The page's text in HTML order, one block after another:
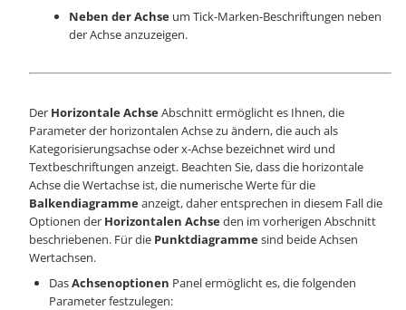
Neben der Achse um Tick-Marken-Beschriftungen neben
der Achse anzuzeigen.
Der Horizontale AchseAbschnitt ermöglicht es Ihnen, die
Parameter der horizontalen Achse zu ändern, die auch als
Kategorisierungsachse oder x-Achse bezeichnet wird und
Textbeschriftungen anzeigt. Beachten Sie, dass die horizontale
Achse die Wertachse ist, die numerische Werte für die
Balkendiagrammeanzeigt, daher entsprechen in diesem Fall die
Optionen der Horizontalen Achseden im vorherigen Abschnitt
beschriebenen. Für die Punktdiagrammesind beide Achsen
Wertachsen.
DasAchsenoptionen Panel ermöglicht es, die folgenden
Parameter festzulegen: